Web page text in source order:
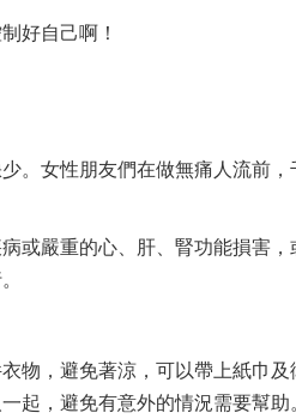
好自己啊！
。女性朋友們在做無痛人流前
或嚴重的心、肝、腎功能損害
物，避免著涼，可以帶上紙巾
起，避免有意外的情況需要幫助。